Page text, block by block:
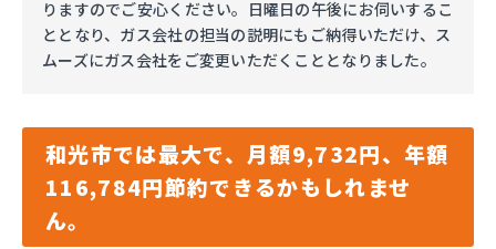
りますのでご安心ください。日曜日の午後にお伺いするこ
ととなり、ガス会社の担当の説明にもご納得いただけ、ス
ムーズにガス会社をご変更いただくこととなりました。
和光市では最大で、月額9,732円、年額
116,784円節約できるかもしれませ
ん。